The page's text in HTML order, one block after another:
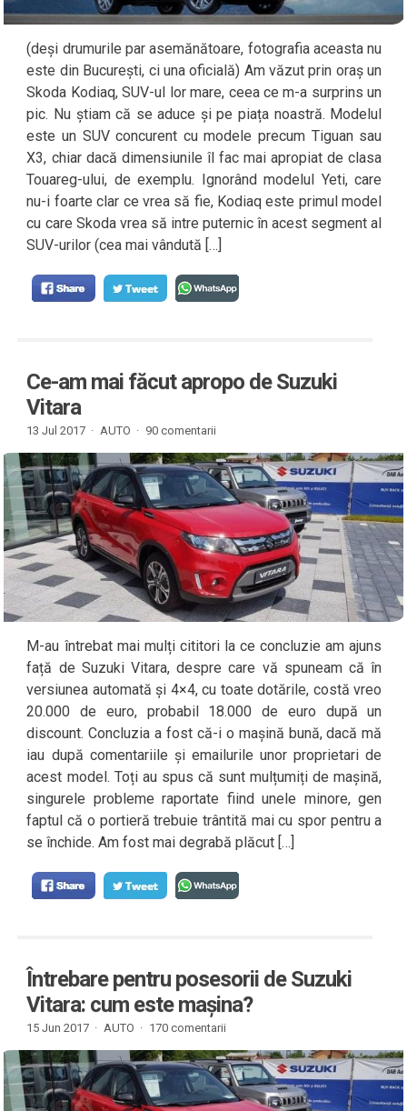
(deși drumurile par asemănătoare, fotografia aceasta nu
este din București, ci una oficială) Am văzut prin oraș un
Skoda Kodiaq, SUV-ul lor mare, ceea ce m-a surprins un
pic. Nu știam că se aduce și pe piața noastră. Modelul
este un SUV concurent cu modele precum Tiguan sau
X3, chiar dacă dimensiunile îl fac mai apropiat de clasa
Touareg-ului, de exemplu. Ignorând modelul Yeti, care
nu-i foarte clar ce vrea să fie, Kodiaq este primul model
cu care Skoda vrea să intre puternic în acest segment al
SUV-urilor (cea mai vândută […]
Ce-am mai făcut apropo de Suzuki
Vitara
13 Jul 2017 · AUTO · 90 comentarii
M-au întrebat mai mulți cititori la ce concluzie am ajuns
față de Suzuki Vitara, despre care vă spuneam că în
versiunea automată și 4×4, cu toate dotările, costă vreo
20.000 de euro, probabil 18.000 de euro după un
discount. Concluzia a fost că-i o mașină bună, dacă mă
iau după comentariile și emailurile unor proprietari de
acest model. Toți au spus că sunt mulțumiți de mașină,
singurele probleme raportate fiind unele minore, gen
faptul că o portieră trebuie trântită mai cu spor pentru a
se închide. Am fost mai degrabă plăcut […]
Întrebare pentru posesorii de Suzuki
Vitara: cum este mașina?
15 Jun 2017 · AUTO · 170 comentarii